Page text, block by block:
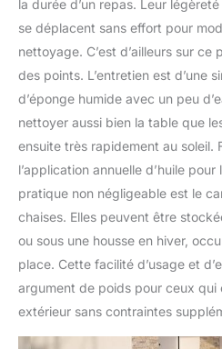
la durée d’un repas. Leur
se déplacent sans effort pour
nettoyage. C’est d’ailleurs sur ce
des points. L’entretien est d’une
d’éponge humide avec un peu
nettoyer aussi bien la table que
ensuite très rapidement au soleil.
l’application annuelle d’huile
pratique non négligeable est le
chaises. Elles peuvent être
ou sous une housse en hiver,
place. Cette facilité d’usage et
argument de poids pour ceux
extérieur sans contraintes